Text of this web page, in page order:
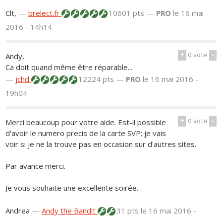
Clt, —brelect.fr 10601 pts — PRO le 16 mai
2016 - 14h14
+ 0vote -
Andy,
Ca doit quand même être réparable...
— jchd 12224 pts — PRO le 16 mai 2016 -
19h04
+ 0vote -
Merci beaucoup pour votre aide. Est-il possible
d'avoir le numero precis de la carte SVP; je vais
voir si je ne la trouve pas en occasion sur d'autres sites.
Par avance merci.
Je vous souhaite une excellente soirée.
Andrea —Andy the Bandit 31 ptsle 16 mai 2016 -